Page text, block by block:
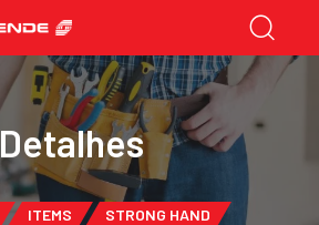
Detalhes
ITEMS STRONG HAND